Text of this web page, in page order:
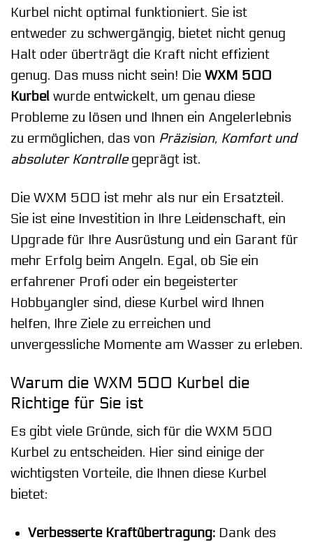
Kurbel nicht optimal funktioniert. Sie ist
entweder zu schwergängig, bietet nicht genug
Halt oder überträgt die Kraft nicht effizient
genug. Das muss nicht sein! Die WXM 500
Kurbel wurde entwickelt, um genau diese
Probleme zu lösen und Ihnen ein Angelerlebnis
zu ermöglichen, das von Präzision, Komfort und
absoluter Kontrollegeprägt ist.
Die WXM 500 ist mehr als nur ein Ersatzteil.
Sie ist eine Investition in Ihre Leidenschaft, ein
Upgrade für Ihre Ausrüstung und ein Garant für
mehr Erfolg beim Angeln. Egal, ob Sie ein
erfahrener Profi oder ein begeisterter
Hobbyangler sind, diese Kurbel wird Ihnen
helfen, Ihre Ziele zu erreichen und
unvergessliche Momente am Wasser zu erleben.
Warum die WXM 500 Kurbel die
Richtige für Sie ist
Es gibt viele Gründe, sich für die WXM 500
Kurbel zu entscheiden. Hier sind einige der
wichtigsten Vorteile, die Ihnen diese Kurbel
bietet:
Verbesserte Kraftübertragung:Dank des